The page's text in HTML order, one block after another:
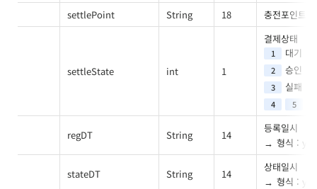
settlePoint
String 18 충전포인트
settleState int 1
결제상태
1 대기
2 승인
3 실패
4 5
regDT String 14
등록일시
형식 :
stateDT String 14
상태일시
형식 :